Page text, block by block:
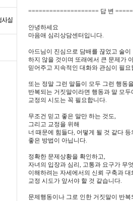
==================== 답 변
안녕하세요
마음애 심리상담센터입니다.
아드님이 진심으로 담배를 끊었고 술이
하지 않을 것이며 또래에서 큰 문제가
믿어주고 지속적인 대화와 관심이 필요
또는 정말 그런 말들이 모두 그런 행동
반복되는 거짓말이라면 행동과 말 모두
교정의 시도는 꼭 필요합니다.
무조건 믿고 좋은 말만 하는 것도,
그리고 교정을 위해
너 때문에 힘들다, 어떻게 될 것 같다
좋은 방법이 아닙니다.
정확한 문제상황을 확인하고,
자녀의 입장과 심리, 고통과 요구가 무
이해하려는 자세에서의 신뢰 구축과 대
교정 시도가 앞서야 할 것 같습니다.
문제행동이나 그로 인한 거짓말이 반복